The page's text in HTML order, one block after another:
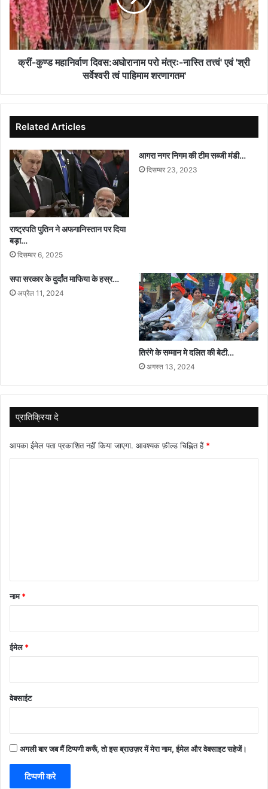
मंत्रः-
नास्ति
तत्त्वं'
एवं
'श्रीक्रीं-कुण्ड महानिर्वाण दिवस:अघोरानाम परो मंत्रः-नास्ति तत्त्वं' एवं 'श्री
सर्वेश्वरी त्वं पाहिमाम शरणागतम'
Related Articles
राष्ट्रपति पुतिन ने अफगानिस्तान पर दिया
बड़ा…
दिसम्बर 6, 2025
आगरा नगर निगम की टीम सब्जी मंडी…
दिसम्बर 23, 2023
सपा सरकार के दुर्दांत माफिया के हस्र…
अप्रैल 11, 2024
तिरंगे के सम्मान मे दलित की बेटी…
अगस्त 13, 2024
प्रातिक्रिया दे
आपका ईमेल पता प्रकाशित नहीं किया जाएगा. आवश्यक फ़ील्ड चिह्नित हैं *
नाम*
ईमेल*
वेबसाईट
अगली बार जब मैं टिप्पणी करूँ, तो इस ब्राउज़र में मेरा नाम, ईमेल और वेबसाइट सहेजें।